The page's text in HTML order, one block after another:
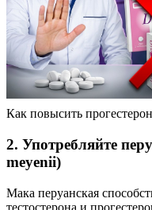
Как повысить
2. Употребляйте
meyenii)
Мака перуанская
тестостерона и